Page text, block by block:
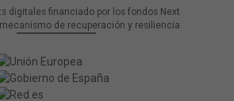
digitales financiado por los fondos Next
de recuperación y resiliencia